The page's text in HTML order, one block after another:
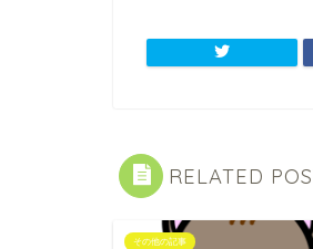
RELATED
その他の記事